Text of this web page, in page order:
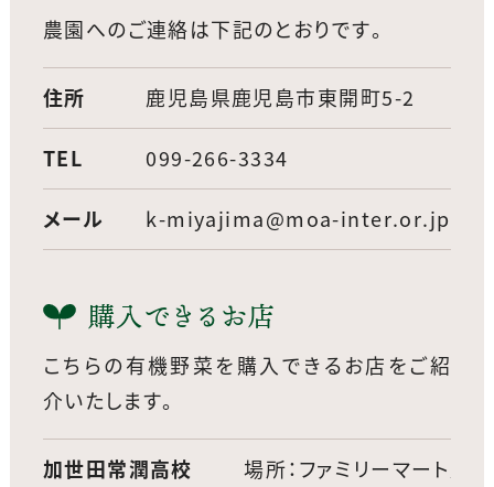
農園へのご連絡は下記のとおりです。
住所 鹿児島県鹿児島市東開町5-2
TEL 099-266-3334
メール k-miyajima@moa-inter.or.jp
購入できるお店
こちらの有機野菜を購入できるお店をご紹
介いたします。
加世田常潤高校
場所：ファミリーマート加